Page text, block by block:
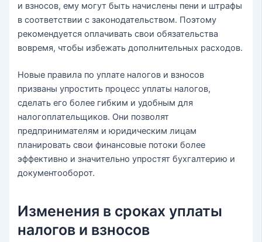
и взносов, ему могут быть начислены пени и штрафы
в соответствии с законодательством. Поэтому
рекомендуется оплачивать свои обязательства
вовремя, чтобы избежать дополнительных расходов.
Новые правила по уплате налогов и взносов
призваны упростить процесс уплаты налогов,
сделать его более гибким и удобным для
налогоплательщиков. Они позволят
предпринимателям и юридическим лицам
планировать свои финансовые потоки более
эффективно и значительно упростят бухгалтерию и
документооборот.
Изменения в сроках уплаты
налогов и взносов